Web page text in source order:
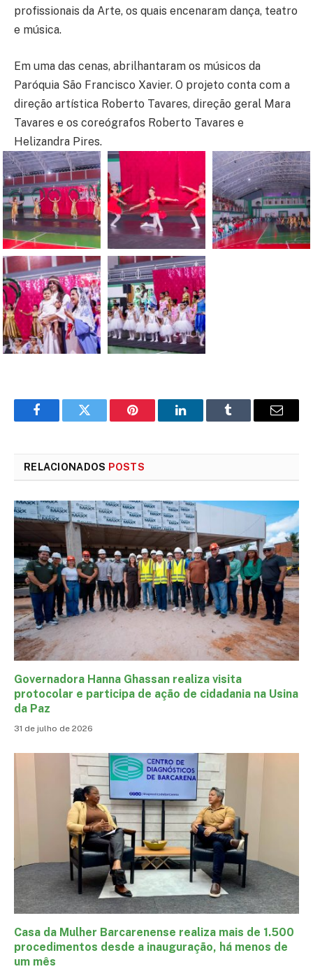
profissionais da Arte, os quais encenaram dança, teatro
e música.
Em uma das cenas, abrilhantaram os músicos da
Paróquia São Francisco Xavier. O projeto conta com a
direção artística Roberto Tavares, direção geral Mara
Tavares e os coreógrafos Roberto Tavares e
Helizandra Pires.
FacebookTwitter Pinterest LinkedInTumblr
E-
RELACIONADOS POSTS
Governadora Hanna Ghassan realiza visita
protocolar e participa de ação de cidadania na Usina
da Paz
31 de julho de 2026
Casa da Mulher Barcarenense realiza mais de 1.500
procedimentos desde a inauguração, há menos de
um mês